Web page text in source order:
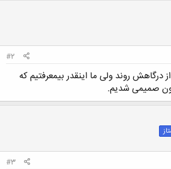
#2
درگاهش روند ولی ما اینقدر بیمعرفتیم که
صمیمی شدیم.
#3